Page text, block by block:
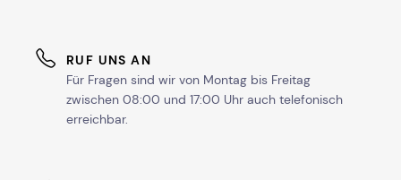
RUF UNS AN
Für Fragen sind wir von Montag bis Freitag
zwischen 08:00 und 17:00 Uhr auch telefonisch
erreichbar.